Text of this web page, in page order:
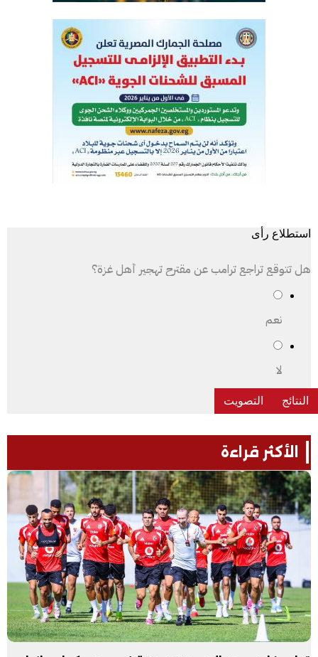
استطلاع رأى
هل تتوقع تراجع ترامب عن مقترح تهجير أهل غزة؟
نعم
لا
الأكثر قراءة